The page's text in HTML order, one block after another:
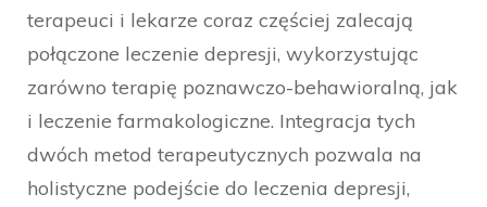
terapeuci i lekarze coraz częściej zalecają
połączone leczenie depresji, wykorzystując
zarówno terapię poznawczo-behawioralną, jak
i leczenie farmakologiczne. Integracja tych
dwóch metod terapeutycznych pozwala na
holistyczne podejście do leczenia depresji,